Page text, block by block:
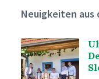
Neuigkeiten aus